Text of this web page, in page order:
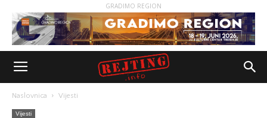
GRADIMO REGION
Naslovnica Vijesti
Vijesti